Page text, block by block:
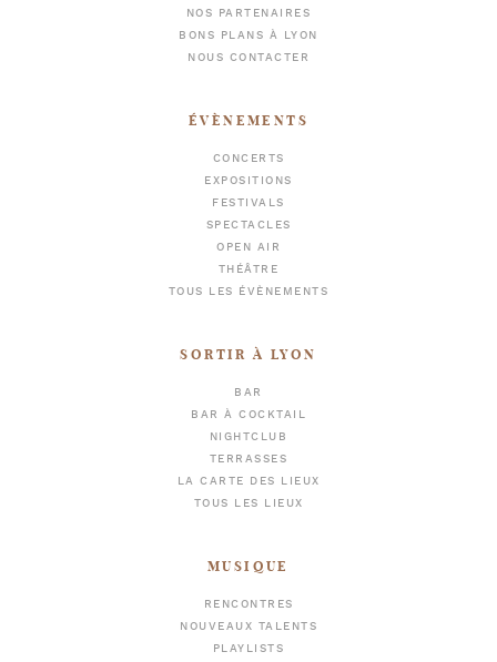
NOS PARTENAIRES
BONS PLANS À LYON
NOUS CONTACTER
ÉVÈNEMENTS
CONCERTS
EXPOSITIONS
FESTIVALS
SPECTACLES
OPEN AIR
THÉÂTRE
TOUS LES ÉVÈNEMENTS
SORTIR À LYON
BAR
BAR À COCKTAIL
NIGHTCLUB
TERRASSES
LA CARTE DES LIEUX
TOUS LES LIEUX
MUSIQUE
RENCONTRES
NOUVEAUX TALENTS
PLAYLISTS